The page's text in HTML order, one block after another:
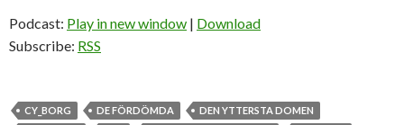
Podcast: Play in new window | Download
Subscribe: RSS
CY_BORG DE FÖRDÖMDA
DEN YTTERSTA DOMEN